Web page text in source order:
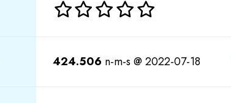
424.506 n-m-s @ 2022-07-18